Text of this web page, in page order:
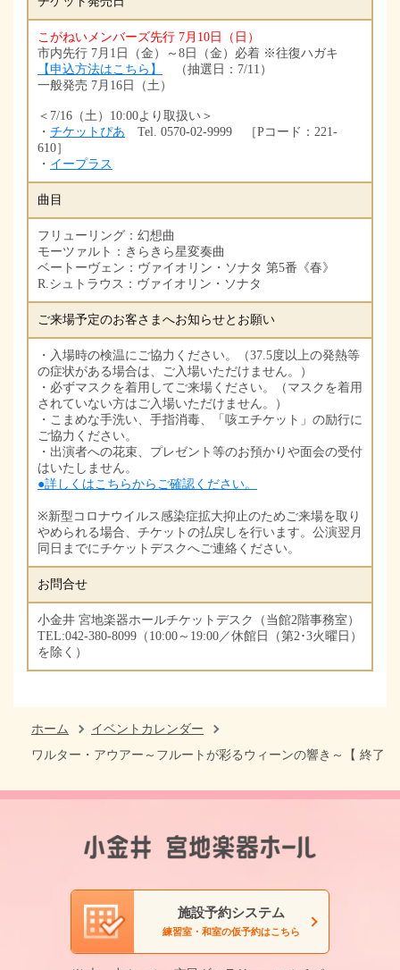
こがねいメンバーズ先行 7月10日（日）
市内先行 7月1日（金）～8日（金）必着 ※往復ハガキ
【申込方法はこちら】
（抽選日：7/11）
一般発売 7月16日（土）
＜7/16（土）10:00より取扱い＞
・ チケットぴあ Tel. 0570-02-9999 ［Pコード：221-
610］
・ イープラス
曲目
フリューリング：幻想曲
モーツァルト：きらきら星変奏曲
ベートーヴェン：ヴァイオリン・ソナタ 第5番《春》
R.シュトラウス：ヴァイオリン・ソナタ
ご来場予定のお客さまへお知らせとお願い
・入場時の検温にご協力ください。（37.5度以上の発熱等
の症状がある場合は、ご入場いただけません。）
・必ずマスクを着用してご来場ください。（マスクを着用
されていない方はご入場いただけません。）
・こまめな手洗い、手指消毒、「咳エチケット」の励行に
ご協力ください。
・出演者への花束、プレゼント等のお預かりや面会の受付
はいたしません。
●詳しくはこちらからご確認ください。
※新型コロナウイルス感染症拡大抑止のためご来場を取り
やめられる場合、チケットの払戻しを行います。公演翌月
同日までにチケットデスクへご連絡ください。
お問合せ
小金井 宮地楽器ホールチケットデスク（当館2階事務室）
TEL:042-380-8099（10:00～19:00／休館日（第2･3火曜日）
を除く）
ホーム
イベントカレンダー
ワルター・アウアー～フルートが彩るウィーンの響き～【 終了
施設予約システム
練習室・和室の仮予約はこちら